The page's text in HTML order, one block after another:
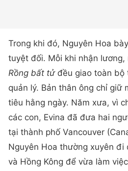
Trong khi đó, Nguyên Hoa
tuyệt đối. Mỗi khi nhận lương,
Rồng bất tửđều giao toàn bộ
quản lý. Bản thân ông chỉ giữ
tiêu hằng ngày. Năm xưa, vì
các con, Evina đã đưa hai
tại thành phố Vancouver
Nguyên Hoa thường xuyên đi
và Hồng Kông để vừa làm